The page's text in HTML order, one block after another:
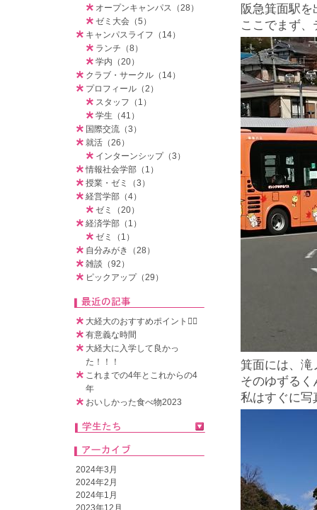
阪急箕面駅
ここでまず
箕面には、滝
そのゆずる
私はすぐに写
オープンキャンパス（28）
ゼミ大会（5）
キャンパスライフ（14）
ランチ（8）
学内（20）
クラブ・サークル（14）
プロフィール（2）
スタッフ（1）
学生（41）
国際交流（3）
就活（26）
インターンシップ（3）
情報社会学部（1）
授業・ゼミ（3）
経営学部（4）
ゼミ（20）
経済学部（1）
ゼミ（1）
自分みがき（28）
雑談（92）
ピックアップ（29）
大経大のおすすめポイント🧚‍♀️
有意義な時間
大経大に入学して良かっ
た！！！
これまでの4年とこれからの4
年
おいしかった食べ物2023
2024年3月
2024年2月
2024年1月
2023年12月